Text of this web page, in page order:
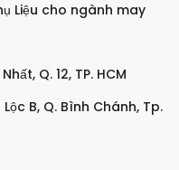
Liệu cho ngành may
Q. 12, TP. HCM
B, Q. Bình Chánh, Tp.